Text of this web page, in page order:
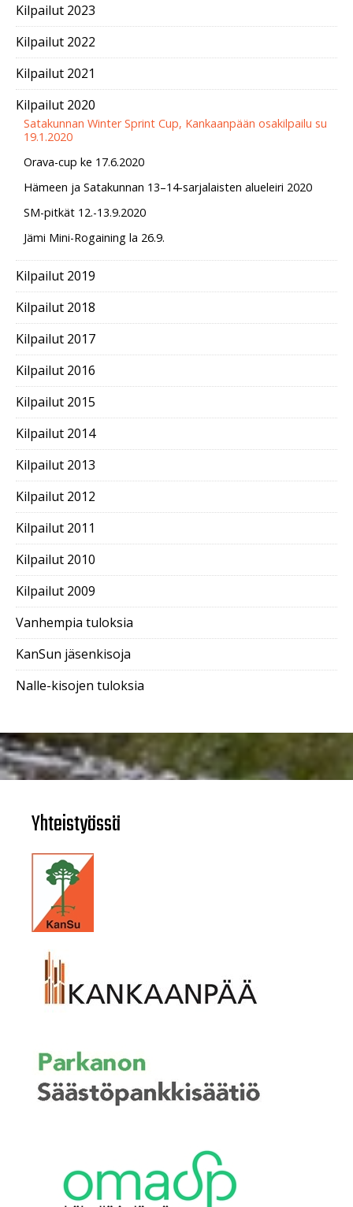
Kilpailut 2023
Kilpailut 2022
Kilpailut 2021
Kilpailut 2020
Satakunnan Winter Sprint Cup, Kankaanpään osakilpailu su
19.1.2020
Orava-cup ke 17.6.2020
Hämeen ja Satakunnan 13–14-sarjalaisten alueleiri 2020
SM-pitkät 12.-13.9.2020
Jämi Mini-Rogaining la 26.9.
Kilpailut 2019
Kilpailut 2018
Kilpailut 2017
Kilpailut 2016
Kilpailut 2015
Kilpailut 2014
Kilpailut 2013
Kilpailut 2012
Kilpailut 2011
Kilpailut 2010
Kilpailut 2009
Vanhempia tuloksia
KanSun jäsenkisoja
Nalle-kisojen tuloksia
Yhteistyössä